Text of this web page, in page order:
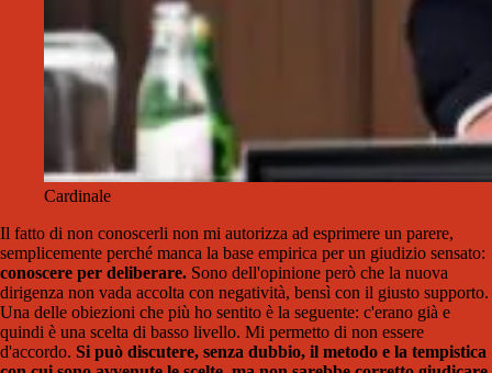
Cardinale
Il fatto di non conoscerli non mi autorizza ad esprimere un parere,
semplicemente perché manca la base empirica per un giudizio sensato:
conoscere per deliberare. Sono dell'opinione però che la nuova
dirigenza non vada accolta con negatività, bensì con il giusto supporto.
Una delle obiezioni che più ho sentito è la seguente: c'erano già e
quindi è una scelta di basso livello. Mi permetto di non essere
d'accordo. Si può discutere, senza dubbio, il metodo e la tempistica